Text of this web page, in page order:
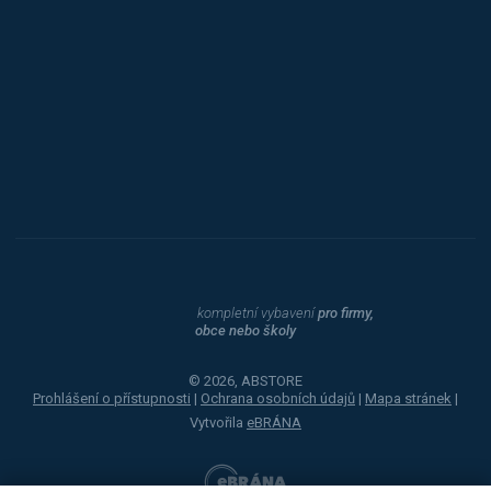
kompletní vybavenípro firmy,
obce nebo školy
© 2026, ABSTORE
Prohlášení o přístupnosti | Ochrana osobních údajů | Mapa stránek |
Vytvořila eBRÁNA